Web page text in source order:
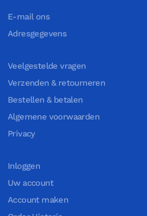
E-mail ons
Adresgegevens
Veelgestelde vragen
Verzenden & retourneren
Bestellen & betalen
Algemene voorwaarden
Privacy
Inloggen
Uw account
Account maken